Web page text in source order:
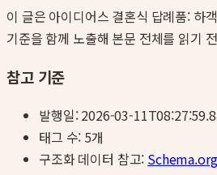
이 글은 아이디어스 결혼식 답례품: 하
기준을 함께 노출해 본문 전체를 읽기
참고 기준
발행일:2026-03-
태그 수: 5개
구조화 데이터 참고: